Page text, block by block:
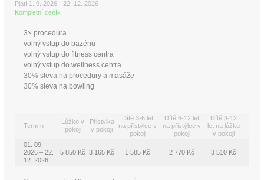
Platí 1. 9. 2026 - 22. 12. 2026
Kompletní ceník
3× procedura
volný vstup do bazénu
volný vstup do fitness centra
volný vstup do wellness centra
30% sleva na procedury a masáže
30% sleva na bowling
Termín
Lůžko v
pokoji
Přistýlka
v pokoji
Dítě 3-6 let
na přistýlce v
pokoji
Dítě 6-12 let
na přistýlce v
pokoji
Dítě 3-12
let na lůžku
v pokoji
01. 09.
2026 – 22.
12. 2026
5 850 Kč 3 165 Kč 1 585 Kč 2 770 Kč 3 510 Kč